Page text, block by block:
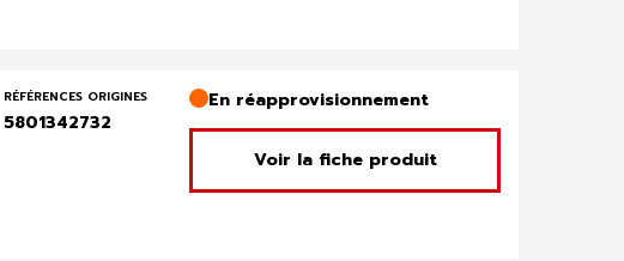
RÉFÉRENCES ORIGINES
5801342732
En réapprovisionnement
Voir la fiche produit